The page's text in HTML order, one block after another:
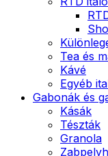
Tea és
Kávé
Egyéb
Gabonák és
Kásák
Tészták
Granola